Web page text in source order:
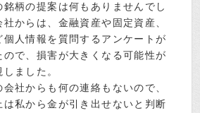
銘柄の提案は何もありませんでし
からは、金融資産や固定資産、
個人情報を質問するアンケートが
ので、損害が大きくなる可能性が
ました。
社からも何の連絡もないので、
は私から金が引き出せないと判断